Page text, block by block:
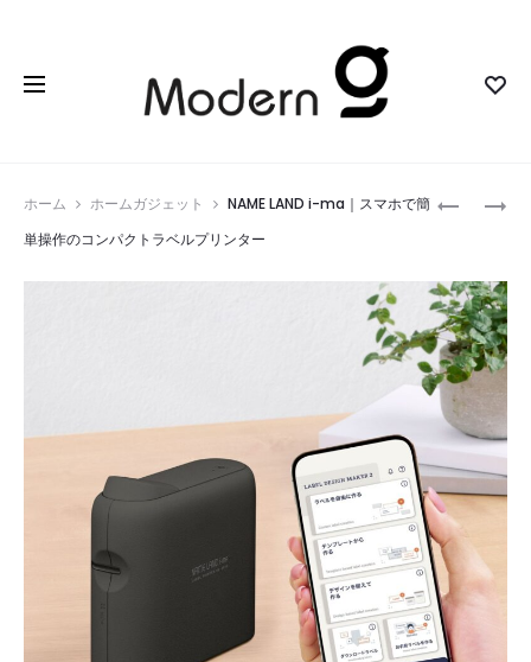
PASINAZ
マ
ッ
ト
レ
ス
｜
ア
ウ
STYLE
ス
マ
ー
ト
に
心
地
よ
ホーム ホームガジェット
NAME LAND i-ma｜スマホで簡
単操作のコンパクトラベルプリンター